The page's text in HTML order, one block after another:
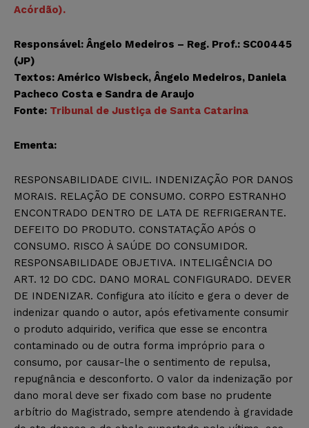
Acórdão).
Responsável: Ângelo Medeiros – Reg. Prof.: SC00445
(JP)
Textos: Américo Wisbeck, Ângelo Medeiros, Daniela
Pacheco Costa e Sandra de Araujo
Fonte: Tribunal de Justiça de Santa Catarina
Ementa:
RESPONSABILIDADE CIVIL. INDENIZAÇÃO POR DANOS
MORAIS. RELAÇÃO DE CONSUMO. CORPO ESTRANHO
ENCONTRADO DENTRO DE LATA DE REFRIGERANTE.
DEFEITO DO PRODUTO. CONSTATAÇÃO APÓS O
CONSUMO. RISCO À SAÚDE DO CONSUMIDOR.
RESPONSABILIDADE OBJETIVA. INTELIGÊNCIA DO
ART. 12 DO CDC. DANO MORAL CONFIGURADO. DEVER
DE INDENIZAR. Configura ato ilícito e gera o dever de
indenizar quando o autor, após efetivamente consumir
o produto adquirido, verifica que esse se encontra
contaminado ou de outra forma impróprio para o
consumo, por causar-lhe o sentimento de repulsa,
repugnância e desconforto. O valor da indenização por
dano moral deve ser fixado com base no prudente
arbítrio do Magistrado, sempre atendendo à gravidade